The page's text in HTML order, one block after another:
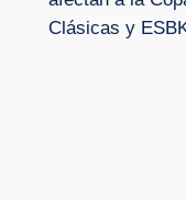
Clásicas y